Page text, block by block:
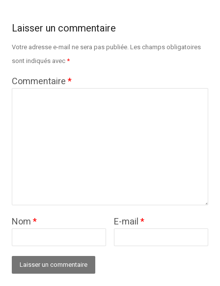
Laisser un commentaire
Votre adresse e-mail ne sera pas publiée.Les champs obligatoires
sont indiqués avec*
Commentaire*
Nom* E-mail*